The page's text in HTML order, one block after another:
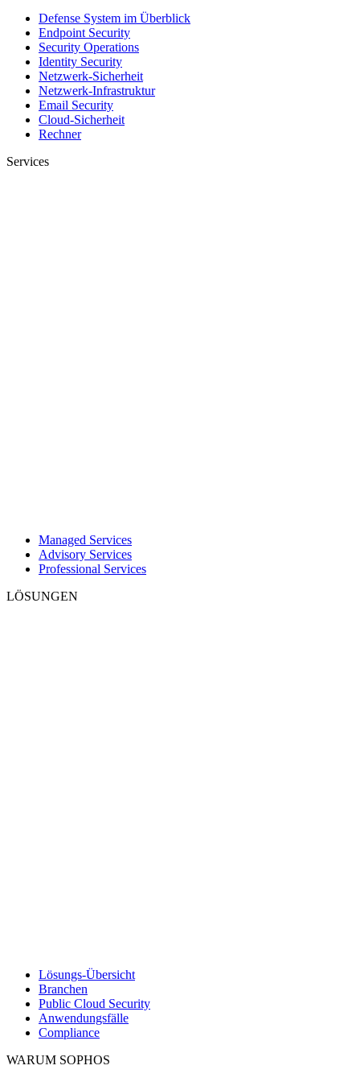
Defense System im Überblick
Endpoint Security
Security Operations
Identity Security
Netzwerk-Sicherheit
Netzwerk-Infrastruktur
Email Security
Cloud-Sicherheit
Rechner
Services
Managed Services
Advisory Services
Professional Services
LÖSUNGEN
Lösungs-Übersicht
Branchen
Public Cloud Security
Anwendungsfälle
Compliance
WARUM SOPHOS